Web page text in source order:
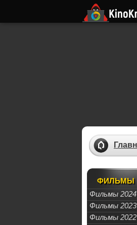
ФИЛЬМЫ
Фильмы 2024
Фильмы 2023
Фильмы 2022